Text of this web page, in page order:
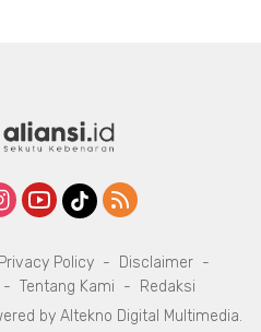
Privacy Policy
Disclaimer
Tentang Kami
Redaksi
by Altekno Digital Multimedia.